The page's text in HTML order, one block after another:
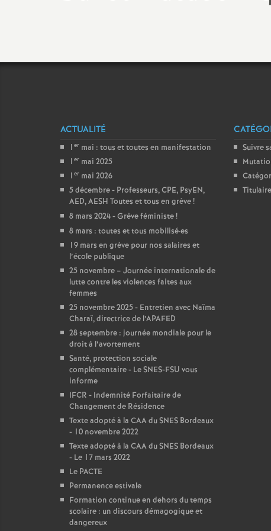
ACTUALITÉ
1 er mai : tous et toutes en manifestation
1 er mai 2025
1 er mai 2026
5 décembre - Professeurs, CPE, PsyEN,
AED, AESH Toutes et tous en grève!
8 mars 2024 - Grève féministe!
8 mars : toutes et tous mobilisé·es
19 mars en grève pour nos salaires et
l’école publique
25 novembre – Journée internationale de
lutte contre les violences faites aux
femmes
25 novembre 2025 - Entretien avec Naïma
Charaï, directrice de l’APAFED
28 septembre : journée mondiale pour le
droit à l’avortement
Santé, protection sociale
complémentaire - Le SNES-FSU vous
informe
IFCR - Indemnité Forfaitaire de
Changement de Résidence
Texte adopté à la CAA du SNES Bordeaux
- 10 novembre 2022
Texte adopté à la CAA du SNES Bordeaux
- Le 17 mars 2022
Le PACTE
Permanence estivale
Formation continue en dehors du temps
scolaire : un discours démagogique et
dangereux
Suivre